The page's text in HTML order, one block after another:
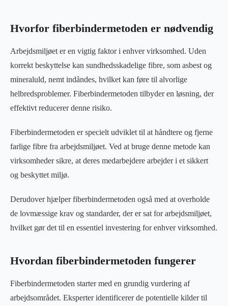
Hvorfor fiberbindermetoden er nødvendig
Arbejdsmiljøet er en vigtig faktor i enhver virksomhed. Uden
korrekt beskyttelse kan sundhedsskadelige fibre, som asbest og
mineraluld, nemt indåndes, hvilket kan føre til alvorlige
helbredsproblemer. Fiberbindermetoden tilbyder en løsning, der
effektivt reducerer denne risiko.
Fiberbindermetoden er specielt udviklet til at håndtere og fjerne
farlige fibre fra arbejdsmiljøet. Ved at bruge denne metode kan
virksomheder sikre, at deres medarbejdere arbejder i et sikkert
og beskyttet miljø.
Derudover hjælper fiberbindermetoden også med at overholde
de lovmæssige krav og standarder, der er sat for arbejdsmiljøet,
hvilket gør det til en essentiel investering for enhver virksomhed.
Hvordan fiberbindermetoden fungerer
Fiberbindermetoden starter med en grundig vurdering af
arbejdsområdet. Eksperter identificerer de potentielle kilder til